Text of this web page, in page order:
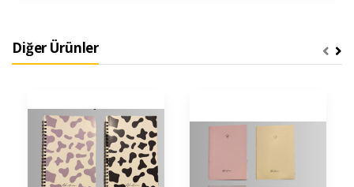
Diğer Ürünler